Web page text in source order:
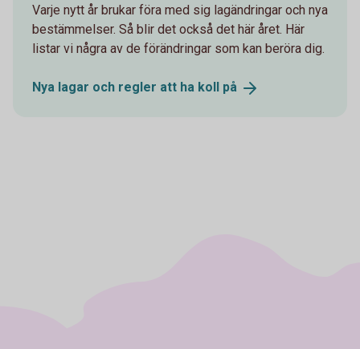
Varje nytt år brukar föra med sig lagändringar och nya
bestämmelser. Så blir det också det här året. Här
listar vi några av de förändringar som kan beröra dig.
Nya lagar och regler att ha koll på